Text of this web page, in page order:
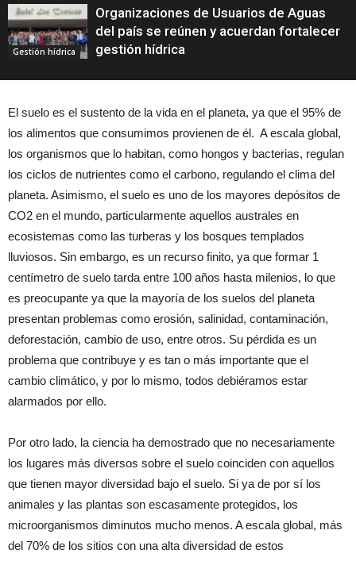
Gestión hídrica
Organizaciones de Usuarios de Aguas
del país se reúnen y acuerdan fortalecer
gestión hídrica
El suelo es el sustento de la vida en el planeta, ya que el 95% de
los alimentos que consumimos provienen de él. A escala global,
los organismos que lo habitan, como hongos y bacterias, regulan
los ciclos de nutrientes como el carbono, regulando el clima del
planeta. Asimismo, el suelo es uno de los mayores depósitos de
CO2 en el mundo, particularmente aquellos australes en
ecosistemas como las turberas y los bosques templados
lluviosos. Sin embargo, es un recurso finito, ya que formar 1
centímetro de suelo tarda entre 100 años hasta milenios, lo que
es preocupante ya que la mayoría de los suelos del planeta
presentan problemas como erosión, salinidad, contaminación,
deforestación, cambio de uso, entre otros. Su pérdida es un
problema que contribuye y es tan o más importante que el
cambio climático, y por lo mismo, todos debiéramos estar
alarmados por ello.
Por otro lado, la ciencia ha demostrado que no necesariamente
los lugares más diversos sobre el suelo coinciden con aquellos
que tienen mayor diversidad bajo el suelo. Si ya de por sí los
animales y las plantas son escasamente protegidos, los
microorganismos diminutos mucho menos. A escala global, más
del 70% de los sitios con una alta diversidad de estos